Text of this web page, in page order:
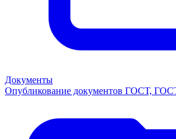
Документы
Опубликование документов ГОСТ,